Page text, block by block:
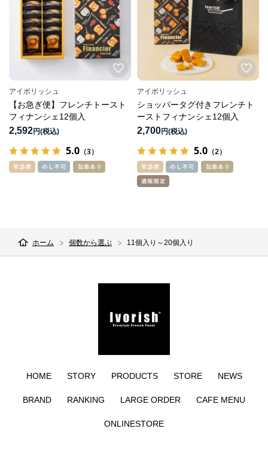
アイボリッシュ
【お急ぎ便】フレンチトースト
フィナンシェ12個入
2,592円
5.0 （3）
アイボリッシュ
ショッパータグ付きフレンチト
ーストフィナンシェ12個入
2,700円
5.0 （2）
ホーム 個数から選ぶ 11個入り～20個入り
HOME STORY PRODUCTS STORE NEWS
BRAND RANKING LARGE ORDER CAFE MENU
ONLINESTORE